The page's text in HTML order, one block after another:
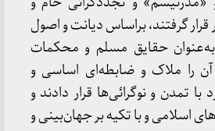
گرفتند، براساس دیانت و اصول
حقایق مسلم و محکمات
را ملاک و ضابطه‌ای اساسی و
تمدن و نوگرائی‌ها قرار دادند و
اسلامی و با تکیه بر جهان‌بینی و